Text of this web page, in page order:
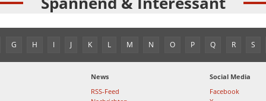
G H I J K L M N O P Q R S
News
RSS-Feed
Social Media
Facebook